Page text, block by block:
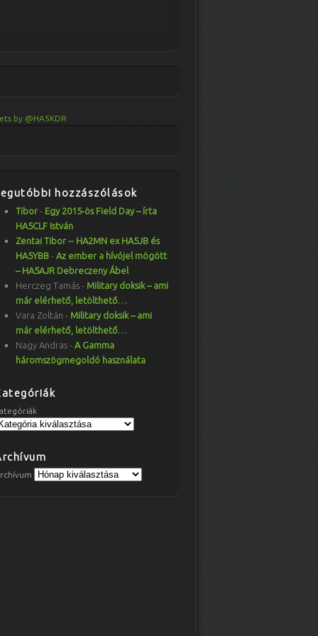
by @HA5KDR
hozzászólások
Tibor - Egy 2015-ös Field Day – írta
HA5CLF István
Zentai Tibor -- HA2MN ex HA5JB és
HA5YBB - Az ember a hívójel mögött
– HA5AJR Debreczeny Ábel
Herczeg Tamás - Military doksik – ami
már elérhető, letölthető…
Vara Zoltán - Military doksik – ami
már elérhető, letölthető…
Nagy Andras - A Gamma
háromszögmegoldó használata